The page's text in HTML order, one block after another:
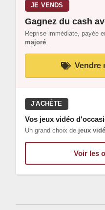
JE VENDS
Gagnez du cash
Reprise immédiate, payée
majoré.
Vendre
J'ACHÈTE
Vos jeux vidéo
Un grand choix de jeux
Voir les